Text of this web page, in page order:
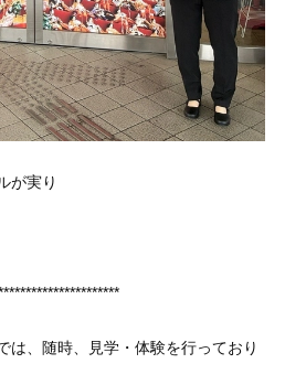
が実り
は、随時、見学・体験を行っており